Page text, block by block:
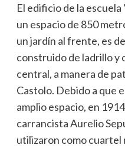
El edificio de la
un espacio de 850
un jardín al frente, es
construido de ladrillo y
central, a manera de
Castolo. Debido a que
amplio espacio, en
carrancista Aurelio
utilizaron como cuartel